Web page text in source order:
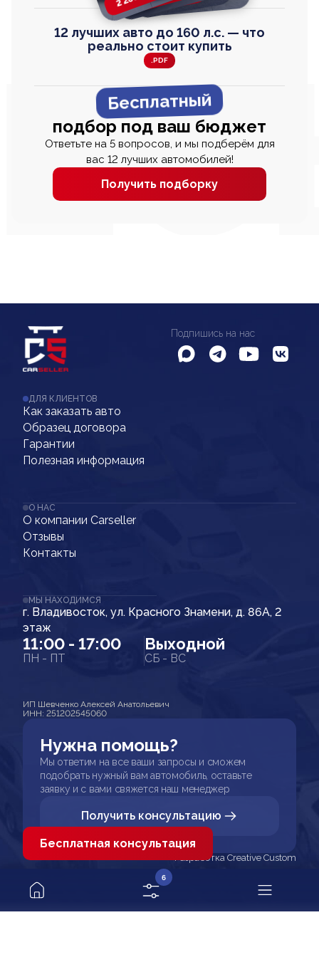
12 лучших авто до 160 л.с. — что
реально стоит купить
.PDF
Бесплатный
подбор под ваш бюджет
Ответьте на 5 вопросов, и мы подберём для
вас 12 лучших автомобилей!
Получить подборку
Подпишись на нас
ДЛЯ КЛИЕНТОВ
Как заказать авто
Образец договора
Гарантии
Полезная информация
О НАС
О компании Carseller
Отзывы
Контакты
МЫ НАХОДИМСЯ
г. Владивосток, ул. Красного Знамени, д. 86А, 2
этаж
11:00 - 17:00
ПН - ПТ
Выходной
СБ - ВС
ИП Шевченко Алексей Анатольевич
ИНН: 251202545060
Нужна помощь?
Мы ответим на все ваши запросы и сможем
подобрать нужный вам автомобиль, оставьте
заявку и с вами свяжется наш менеджер
Получить консультацию
Разработка Creative Custom
6
Бесплатная консультация